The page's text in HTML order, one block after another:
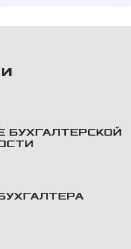
БУХГАЛТЕРСКОЙ